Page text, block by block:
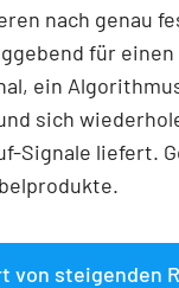
nach genau
für
ein
sich
Signale liefert.
von